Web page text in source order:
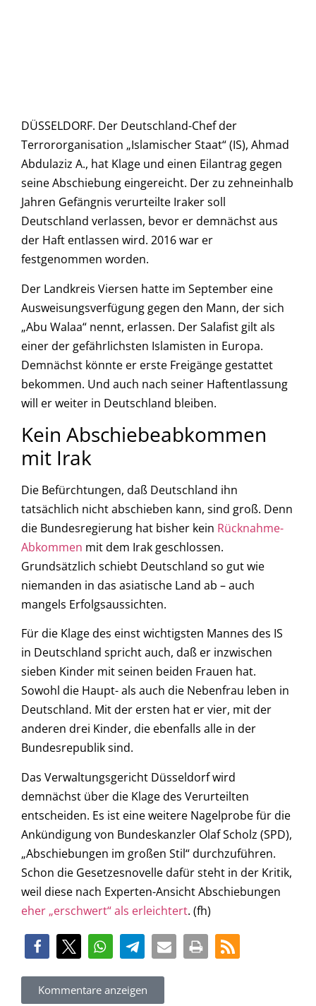
DÜSSELDORF. Der Deutschland-Chef der
Terrororganisation „Islamischer Staat“ (IS), Ahmad
Abdulaziz A., hat Klage und einen Eilantrag gegen
seine Abschiebung eingereicht. Der zu zehneinhalb
Jahren Gefängnis verurteilte Iraker soll
Deutschland verlassen, bevor er demnächst aus
der Haft entlassen wird. 2016 war er
festgenommen worden.
Der Landkreis Viersen hatte im September eine
Ausweisungsverfügung gegen den Mann, der sich
„Abu Walaa“ nennt, erlassen. Der Salafist gilt als
einer der gefährlichsten Islamisten in Europa.
Demnächst könnte er erste Freigänge gestattet
bekommen. Und auch nach seiner Haftentlassung
will er weiter in Deutschland bleiben.
Kein Abschiebeabkommen
mit Irak
Die Befürchtungen, daß Deutschland ihn
tatsächlich nicht abschieben kann, sind groß. Denn
die Bundesregierung hat bisher kein Rücknahme-
Abkommen mit dem Irak geschlossen.
Grundsätzlich schiebt Deutschland so gut wie
niemanden in das asiatische Land ab – auch
mangels Erfolgsaussichten.
Für die Klage des einst wichtigsten Mannes des IS
in Deutschland spricht auch, daß er inzwischen
sieben Kinder mit seinen beiden Frauen hat.
Sowohl die Haupt- als auch die Nebenfrau leben in
Deutschland. Mit der ersten hat er vier, mit der
anderen drei Kinder, die ebenfalls alle in der
Bundesrepublik sind.
Das Verwaltungsgericht Düsseldorf wird
demnächst über die Klage des Verurteilten
entscheiden. Es ist eine weitere Nagelprobe für die
Ankündigung von Bundeskanzler Olaf Scholz (SPD),
„Abschiebungen im großen Stil“ durchzuführen.
Schon die Gesetzesnovelle dafür steht in der Kritik,
weil diese nach Experten-Ansicht Abschiebungen
eher „erschwert“ als erleichtert. (fh)
Kommentare anzeigen